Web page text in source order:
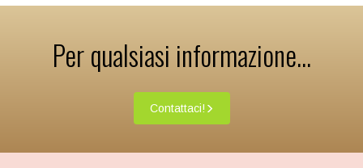
Per qualsiasi informazione...
Contattaci!